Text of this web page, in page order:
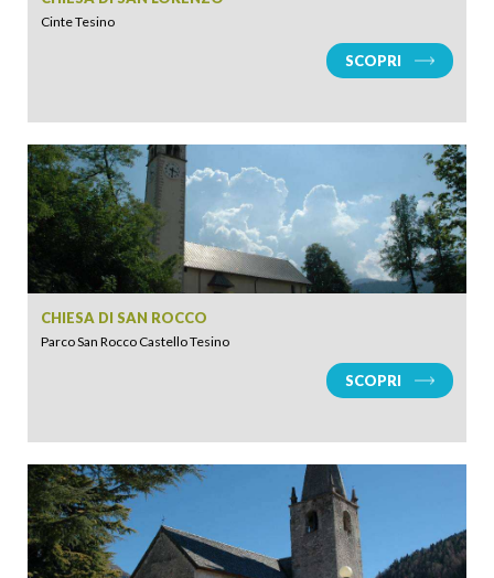
Cinte Tesino
SCOPRI
CHIESA DI SAN ROCCO
Parco San Rocco Castello Tesino
SCOPRI